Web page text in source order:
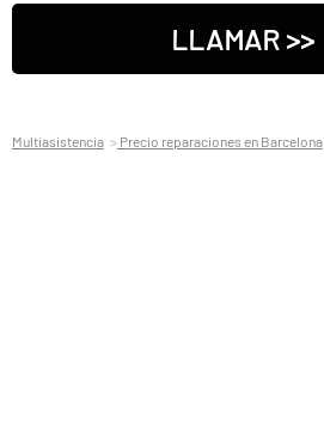
LLAMAR >>
Multiasistencia Precio reparaciones en Barcelona